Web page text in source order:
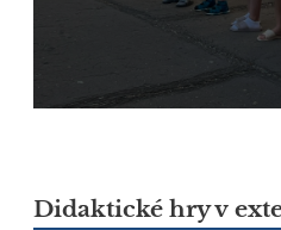
Didaktické hry v